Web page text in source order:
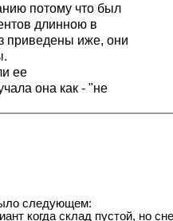
потому что был
длинною в
приведены иже, они
ее
она как - "не